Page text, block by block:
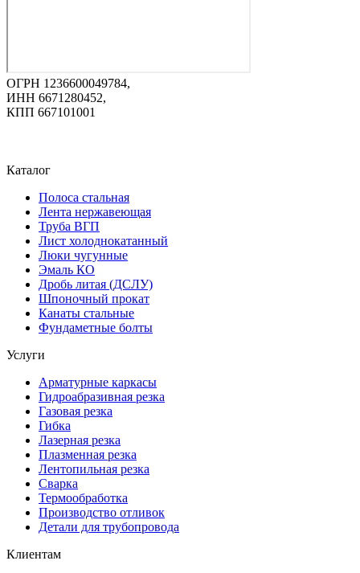
ОГРН 1236600049784,
ИНН 6671280452,
КПП 667101001
Каталог
Полоса стальная
Лента нержавеющая
Труба ВГП
Лист холоднокатанный
Люки чугунные
Эмаль КО
Дробь литая (ДСЛУ)
Шпоночный прокат
Канаты стальные
Фундаметные болты
Услуги
Арматурные каркасы
Гидроабразивная резка
Газовая резка
Гибка
Лазерная резка
Плазменная резка
Лентопильная резка
Сварка
Термообработка
Производство отливок
Детали для трубопровода
Клиентам